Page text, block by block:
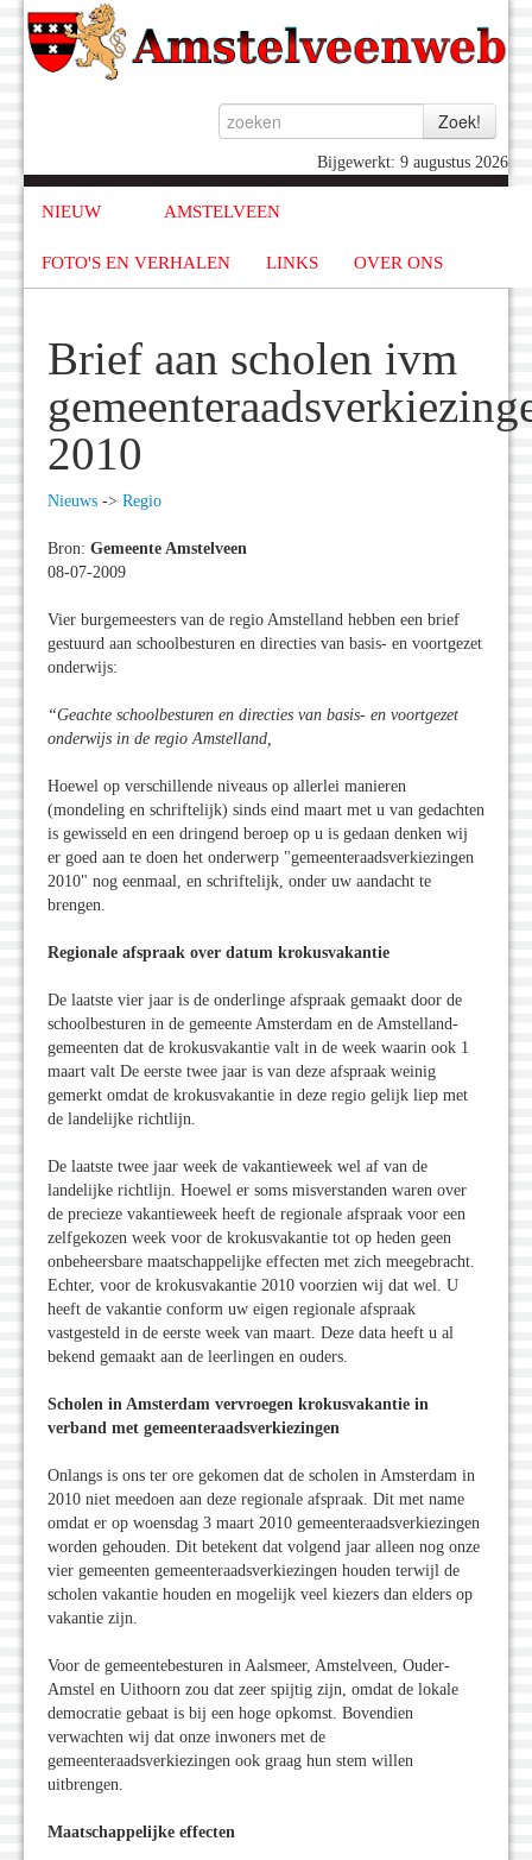
Bijgewerkt: 9 augustus 2026
NIEUW AMSTELVEEN
FOTO'S EN VERHALEN LINKS OVER ONS
Brief aan scholen ivm
2010
Nieuws -> Regio
Bron: Gemeente Amstelveen
08-07-2009
Vier burgemeesters van de regio Amstelland hebben een brief
gestuurd aan schoolbesturen en directies van basis- en voortgezet
onderwijs:
“Geachte schoolbesturen en directies van basis- en voortgezet
onderwijs in de regio Amstelland,
Hoewel op verschillende niveaus op allerlei manieren
(mondeling en schriftelijk) sinds eind maart met u van gedachten
is gewisseld en een dringend beroep op u is gedaan denken wij
er goed aan te doen het onderwerp "gemeenteraadsverkiezingen
2010" nog eenmaal, en schriftelijk, onder uw aandacht te
brengen.
Regionale afspraak over datum krokusvakantie
De laatste vier jaar is de onderlinge afspraak gemaakt door de
schoolbesturen in de gemeente Amsterdam en de Amstelland-
gemeenten dat de krokusvakantie valt in de week waarin ook 1
maart valt De eerste twee jaar is van deze afspraak weinig
gemerkt omdat de krokusvakantie in deze regio gelijk liep met
de landelijke richtlijn.
De laatste twee jaar week de vakantieweek wel af van de
landelijke richtlijn. Hoewel er soms misverstanden waren over
de precieze vakantieweek heeft de regionale afspraak voor een
zelfgekozen week voor de krokusvakantie tot op heden geen
onbeheersbare maatschappelijke effecten met zich meegebracht.
Echter, voor de krokusvakantie 2010 voorzien wij dat wel. U
heeft de vakantie conform uw eigen regionale afspraak
vastgesteld in de eerste week van maart. Deze data heeft u al
bekend gemaakt aan de leerlingen en ouders.
Scholen in Amsterdam vervroegen krokusvakantie in
verband met gemeenteraadsverkiezingen
Onlangs is ons ter ore gekomen dat de scholen in Amsterdam in
2010 niet meedoen aan deze regionale afspraak. Dit met name
omdat er op woensdag 3 maart 2010 gemeenteraadsverkiezingen
worden gehouden. Dit betekent dat volgend jaar alleen nog onze
vier gemeenten gemeenteraadsverkiezingen houden terwijl de
scholen vakantie houden en mogelijk veel kiezers dan elders op
vakantie zijn.
Voor de gemeentebesturen in Aalsmeer, Amstelveen, Ouder-
Amstel en Uithoorn zou dat zeer spijtig zijn, omdat de lokale
democratie gebaat is bij een hoge opkomst. Bovendien
verwachten wij dat onze inwoners met de
gemeenteraadsverkiezingen ook graag hun stem willen
uitbrengen.
Maatschappelijke effecten